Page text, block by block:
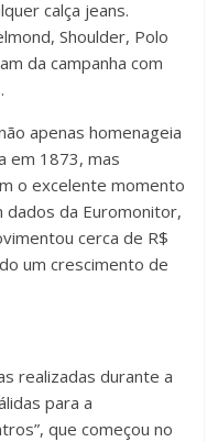
calça jeans.
Shoulder, Polo
da campanha com
apenas homenageia
em 1873, mas
o excelente momento
dados da Euromonitor,
cerca de R$
um crescimento de
realizadas durante a
para a
que começou no